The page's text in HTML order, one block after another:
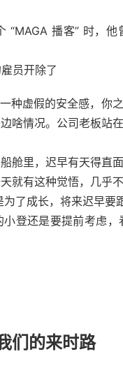
“MAGA 播客” 时，
员开除了
种虚假的安全感，你
啥情况。公司老板站
舱里，迟早有天得直
就有这种觉悟，几乎
了成长，将来迟早要
登还是要提前考虑
们的来时路